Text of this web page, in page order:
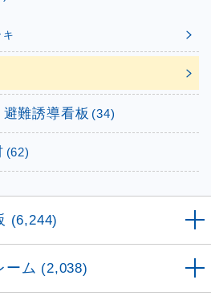
難誘導看板 (34)
(62)
(6,244)
ーム (2,038)